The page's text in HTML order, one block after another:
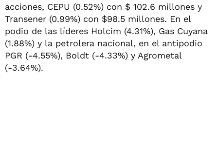
acciones, CEPU (0.52%) con $ 102.6 millones y
Transener (0.99%) con $98.5 millones. En el
podio de las líderes Holcim (4.31%), Gas Cuyana
(1.88%) y la petrolera nacional, en el antipodio
PGR (-4.55%), Boldt (-4.33%) y Agrometal
(-3.64%).